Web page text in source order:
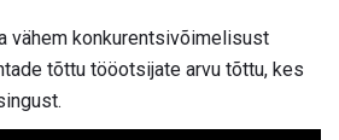
vähem konkurentsivõimelisust
tõttu tööotsijate arvu tõttu, kes